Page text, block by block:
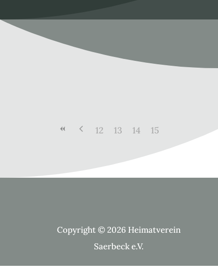
12 13 14 15
Copyright © 2026 Heimatverein
Saerbeck e.V.